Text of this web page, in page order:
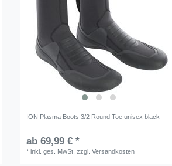
ION Plasma Boots 3/2 Round Toe unisex black
ab 69,99 € *
*inkl. ges. MwSt. zzgl.Versandkosten